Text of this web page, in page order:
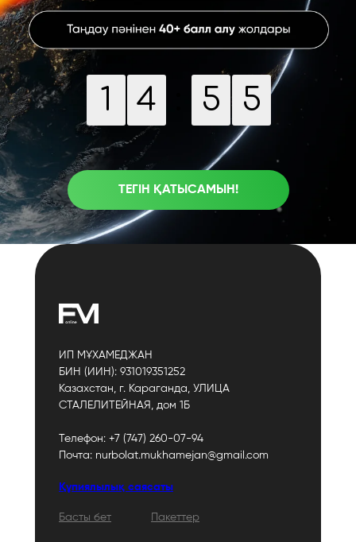
1 4 5
5
4
ТЕГІН ҚАТЫСАМЫН!
Телефон: +7 (747) 260-07-94
Почта: nurbolat.mukhamejan@gmail.com
ИП МҰХАМЕДЖАН
БИН (ИИН): 931019351252
Казахстан, г. Караганда, УЛИЦА
СТАЛЕЛИТЕЙНАЯ, дом 1Б
Басты бет Пакеттер
Құпиялылық саясаты